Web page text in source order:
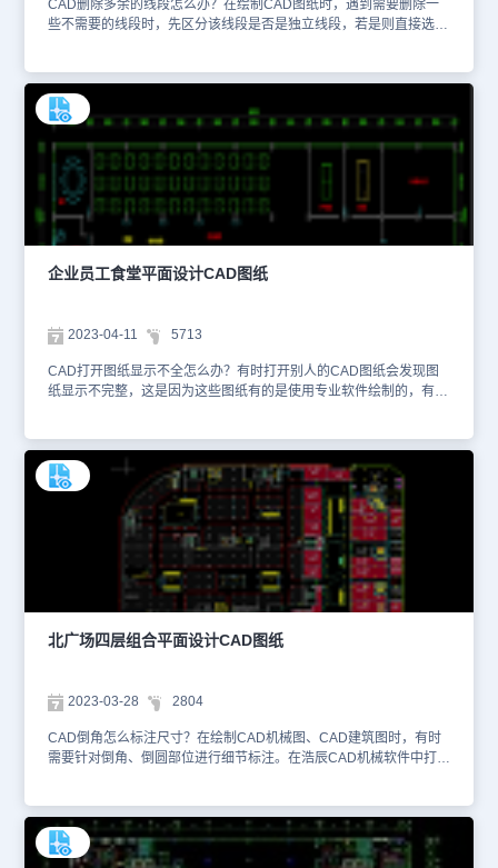
CAD删除多余的线段怎么办？在绘制CAD图纸时，遇到需要删除一
些不需要的线段时，先区分该线段是否是独立线段，若是则直接选中
剪。本文件是CAD总体规划设计图资源中、使用CAD软件绘制的建
筑二层消防给水平面CAD图纸。该图纸是建筑二层消防给水平面图
纸，在建筑物原有结构的平面设计图纸上，绘制了消防给排水、动力
电气平面设计等内容，并且使用不同颜色、不同类型的线段绘制了相
应的管道线路内容。根据CAD图纸可知，二楼主要涉资了7个不同的
防火分区，并标注了各区域相应的名称、位置、区域面积大小等信
息，便于设计时计算相应的物料规划。本文仅截取了部分设计图纸信
息，详细的设计方案内容可以在浩辰CAD官网进行检索查找。大家还
可以下载安装浩辰CAD进行制图练习。本CAD制图素材仅用于互相
学习资料，请勿商用。
企业员工食堂平面设计CAD图纸
2023-04-11 5713
CAD打开图纸显示不全怎么办？有时打开别人的CAD图纸会发现图
纸显示不完整，这是因为这些图纸有的是使用专业软件绘制的，有附
保存】—【GRX应用程序】，在【自定义对象的代理图像】下拉选项
中，选择【显示代理图形】。本文件是CAD餐饮空间设计图资源中、
使用CAD软件绘制的企业员工食堂平面设计CAD图纸。该企业员工
食堂平面设计方案，主要绘制了员工食堂原始空间结构，包括墙体、
柱体、门窗等结构。设计师在设计时，可以结合这些结构做功能区域
划分。该企业员工食堂平面设计方案，主要绘制了划分功能区域后的
员工食堂平面布置图，包括十人就餐区、四人就餐区、接待室、传菜
区等。想要查看更多的CAD图纸资源，刚刚初学CAD制图的小伙伴
们可以在浩辰CAD官网进行查询。本CAD制图素材仅用于互相学习
资料，请勿商用。此外，还可以关注浩辰CAD微信公众号学习更多
CAD干货教程。
北广场四层组合平面设计CAD图纸
2023-03-28 2804
CAD倒角怎么标注尺寸？在绘制CAD机械图、CAD建筑图时，有时
需要针对倒角、倒圆部位进行细节标注。在浩辰CAD机械软件中打开
注。本文件是娱乐餐饮建筑CAD设计图纸资源中、使用CAD软件绘
制的北广场四层组合平面设计CAD图纸。该图纸主要绘制了北广场四
层组合平面设计图纸。为了更好的区分各功能区域，设计师使用了颜